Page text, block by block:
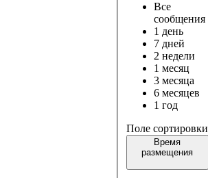
Все
сообщения
1 день
7 дней
2 недели
1 месяц
3 месяца
6 месяцев
1 год
Поле сортировки
Время
размещения